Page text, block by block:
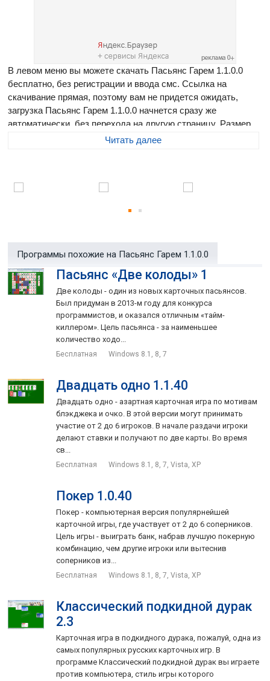
В левом меню вы можете скачать Пасьянс Гарем 1.1.0.0
бесплатно, без регистрации и ввода смс. Ссылка на
скачивание прямая, поэтому вам не придется ожидать,
загрузка Пасьянс Гарем 1.1.0.0 начнется сразу же
автоматически, без перехода на другую страницу. Размер
программы составляет 5.86 Мб
раздаче используется колода, из которой вынимают
верхнем базовом ряду. На Тузы независимо от мастей
последовательно кладут карты Семёрки, Восьмёрки и так
далее, до Дам, которые заключают кучку. Карта берётся
обязательно из того же вертикального ряда, что и Туз,
независимо от ее места расположения в ряду. Сняв все
подходящие карты, колоду снова собирают, начиная с
первого вертикального ряда и не нарушая порядка карт. Так
раскладывают три раза. Пасьянс сошёлся, если каждую
последовательность карт завершает Дама, то есть гарем
Читать далее
Программы похожие на Пасьянс Гарем 1.1.0.0
Пасьянс «Две колоды» 1
Две колоды - один из новых карточных пасьянсов.
Был придуман в 2013-м году для конкурса
программистов, и оказался отличным «тайм-
киллером». Цель пасьянса - за наименьшее
количество ходо...
Бесплатная Windows 8.1, 8, 7
Двадцать одно 1.1.40
Двадцать одно - азартная карточная игра по мотивам
блэкджека и очко. В этой версии могут принимать
участие от 2 до 6 игроков. В начале раздачи игроки
делают ставки и получают по две карты. Во время
св...
Бесплатная Windows 8.1, 8, 7, Vista, XP
Покер 1.0.40
Покер - компьютерная версия популярнейшей
карточной игры, где участвует от 2 до 6 соперников.
Цель игры - выиграть банк, набрав лучшую покерную
комбинацию, чем другие игроки или вытеснив
соперников из...
Бесплатная Windows 8.1, 8, 7, Vista, XP
Классический подкидной дурак
2.3
Карточная игра в подкидного дурака, пожалуй, одна из
самых популярных русских карточных игр. В
программе Классический подкидной дурак вы играете
против компьютера, стиль игры которого